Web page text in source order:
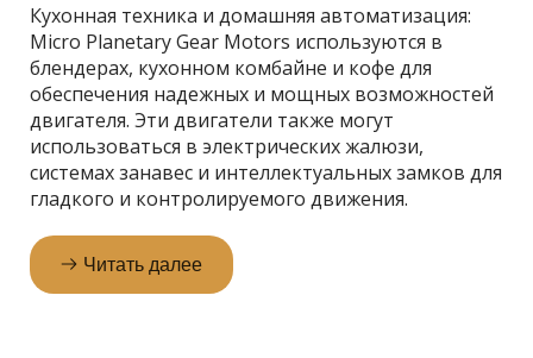
Кухонная техника и домашняя автоматизация:
Micro Planetary Gear Motors используются в
блендерах, кухонном комбайне и кофе для
обеспечения надежных и мощных возможностей
двигателя. Эти двигатели также могут
использоваться в электрических жалюзи,
системах занавес и интеллектуальных замков для
гладкого и контролируемого движения.
Читать далее